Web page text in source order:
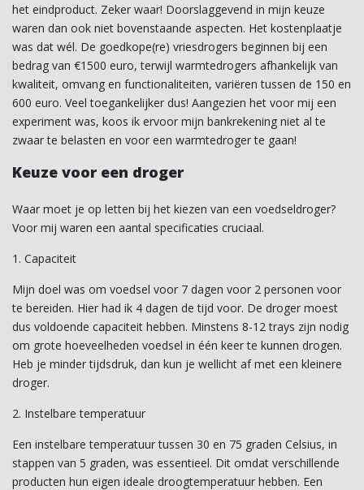
het eindproduct. Zeker waar! Doorslaggevend in mijn keuze
waren dan ook niet bovenstaande aspecten. Het kostenplaatje
was dat wél. De goedkope(re) vriesdrogers beginnen bij een
bedrag van €1500 euro, terwijl warmtedrogers afhankelijk van
kwaliteit, omvang en functionaliteiten, variëren tussen de 150 en
600 euro. Veel toegankelijker dus! Aangezien het voor mij een
experiment was, koos ik ervoor mijn bankrekening niet al te
zwaar te belasten en voor een warmtedroger te gaan!
Keuze voor een droger
Waar moet je op letten bij het kiezen van een voedseldroger?
Voor mij waren een aantal specificaties cruciaal.
1. Capaciteit
Mijn doel was om voedsel voor 7 dagen voor 2 personen voor
te bereiden. Hier had ik 4 dagen de tijd voor. De droger moest
dus voldoende capaciteit hebben. Minstens 8-12 trays zijn nodig
om grote hoeveelheden voedsel in één keer te kunnen drogen.
Heb je minder tijdsdruk, dan kun je wellicht af met een kleinere
droger.
2. Instelbare temperatuur
Een instelbare temperatuur tussen 30 en 75 graden Celsius, in
stappen van 5 graden, was essentieel. Dit omdat verschillende
producten hun eigen ideale droogtemperatuur hebben. Een